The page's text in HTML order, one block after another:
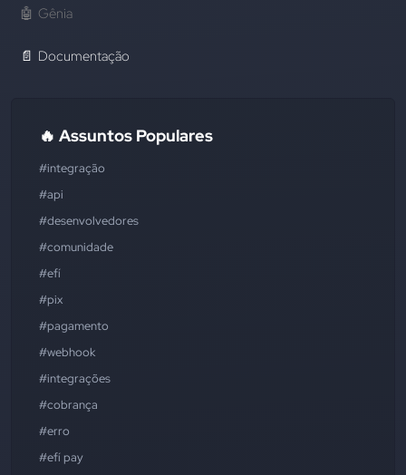
🤖 Gênia
📄 Documentação
🔥 Assuntos Populares
#integração
#api
#desenvolvedores
#comunidade
#efí
#pix
#pagamento
#webhook
#integrações
#cobrança
#erro
#efí pay